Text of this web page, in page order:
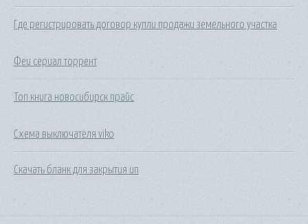
Где регистрировать договор купли продажи земельного участка
Феи сериал торрент
Топ книга новосибирск прайс
Схема выключателя viko
Скачать бланк для закрытия ип